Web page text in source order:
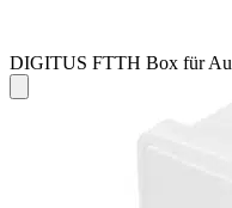
DIGITUS FTTH Box für